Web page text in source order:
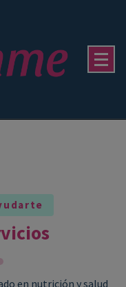
en nutrición y salud